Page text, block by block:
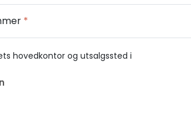
*
hovedkontor og utsalgssted i